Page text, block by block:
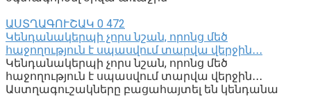
ԱՍՏՂԱԳՈՒՇԱԿ 0 472
Կենդանակերպի չորս նշան, որոնց մեծ
հաջողություն է սպասվում տարվա վերջին․․․
Կենդանակերպի չորս նշան, որոնց մեծ
հաջողություն է սպասվում տարվա վերջին․․․
Աստղագուշակները բացահայտել են կենդանա